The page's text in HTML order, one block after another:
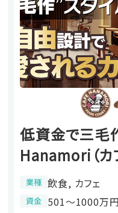
低資金で三毛
Hanamori（カ
業種 飲食, カフェ
資金 501〜1000万